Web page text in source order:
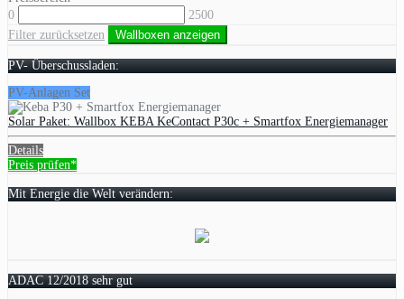
0
2500
Filter zurücksetzen
Wallboxen anzeigen
PV- Überschussladen:
PV-Anlagen Set
Solar Paket: Wallbox KEBA KeContact P30c + Smartfox Energiemanager
Details
Preis prüfen*
Mit Energie die Welt verändern:
ADAC 12/2018 sehr gut